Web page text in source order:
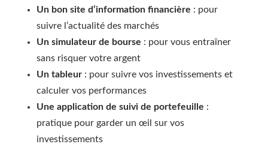
Un bon site d’information financière : pour
suivre l’actualité des marchés
Un simulateur de bourse : pour vous entraîner
sans risquer votre argent
Un tableur : pour suivre vos investissements et
calculer vos performances
Une application de suivi de portefeuille :
pratique pour garder un œil sur vos
investissements